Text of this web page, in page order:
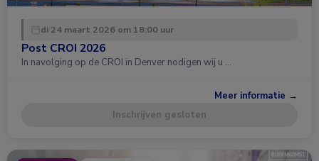
di 24 maart 2026 om 18:00 uur
Post CROI 2026
In navolging op de CROI in Denver nodigen wij u …
Meer informatie →
Inschrijven gesloten